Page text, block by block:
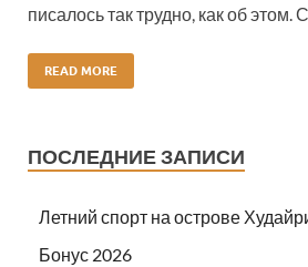
писалось так трудно, как об этом.
READ MORE
ПОСЛЕДНИЕ ЗАПИСИ
Летний спорт на острове
Бонус 2026